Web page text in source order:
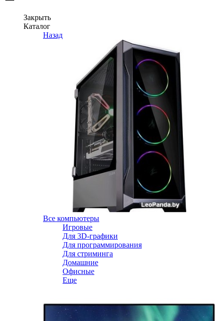
Закрыть
Каталог
Назад
Все компьютеры
Игровые
Для 3D-графики
Для программирования
Для стриминга
Домашние
Офисные
Еще